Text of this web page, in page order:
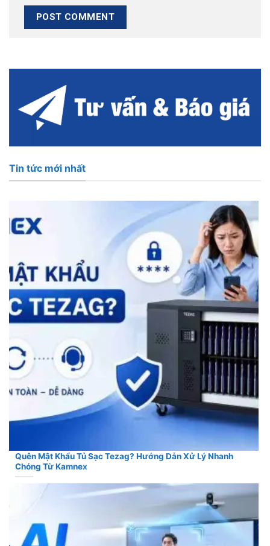
Tin tức mới nhất
Quên Mật Khẩu Tủ Sạc Tezag? Hướng Dẫn Xử Lý Nhanh
Chóng Từ Kamnex